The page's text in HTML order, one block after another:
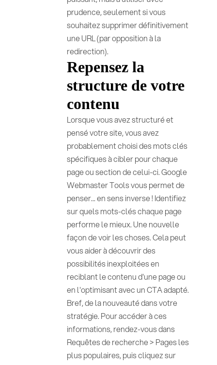
prudence, seulement si vous
souhaitez supprimer définitivement
une URL (par opposition à la
redirection).
Repensez la
structure de votre
contenu
Lorsque vous avez structuré et
pensé votre site, vous avez
probablement choisi des mots clés
spécifiques à cibler pour chaque
page ou section de celui-ci. Google
Webmaster Tools vous permet de
penser... en sens inverse ! Identifiez
sur quels mots-clés chaque page
performe le mieux. Une nouvelle
façon de voir les choses. Cela peut
vous aider à découvrir des
possibilités inexploitées en
reciblant le contenu d'une page ou
en l'optimisant avec un CTA adapté.
Bref, de la nouveauté dans votre
stratégie. Pour accéder à ces
informations, rendez-vous dans
Requêtes de recherche > Pages les
plus populaires, puis cliquez sur